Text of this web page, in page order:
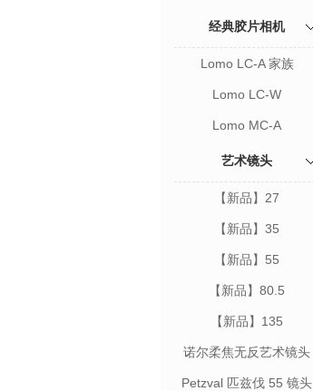
经典胶片相机
Lomo LC-A 家族
Lomo LC-W
Lomo MC-A
艺术镜头
【新品】27
【新品】35
【新品】55
【新品】80.5
【新品】135
诺尔柔焦无反艺术镜头
Petzval 匹兹伐 55 镜头